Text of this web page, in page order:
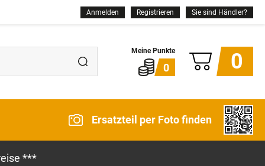
Anmelden Registrieren Sie sind Händler?
0 0
Ersatzteil per Foto finden
***